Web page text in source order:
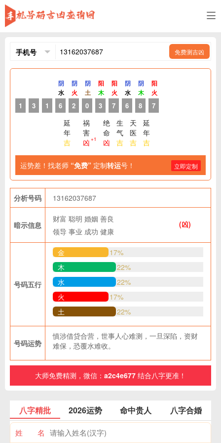
免费测吉凶
1 3 1
阴
水
6
阴
火
2
延
年
吉
阴
土
0
阳
木
3
祸
害
凶 +1
阳
火
7
绝
命
凶
阴
水
6
生
气
吉
阴
木
8
天
医
吉
阳
火
7
延
年
吉
运势差！找老师 “免费” 定制转运号！ 立即定制
分析号码 13162037687
暗示信息
财富 聪明 婚姻 善良
领导 事业 成功 健康
(凶)
号码五行
金
17%
木
22%
水
22%
火
17%
土
22%
号码运势
慎涉借贷合营，世事人心难测，一旦深陷，资财
难保，恐覆水难收。
大师免费精测，微信： a2c4e677 结合八字更准！
八字精批 2026运势 命中贵人 八字合婚
姓 名